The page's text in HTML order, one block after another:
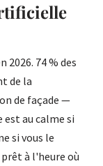
2026. 74 % des
de la
de façade —
est au calme si
si vous le
à l'heure où